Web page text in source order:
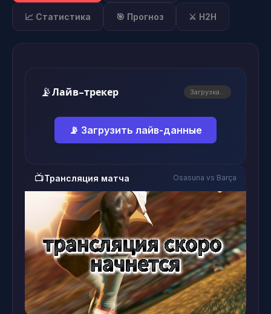
📈 Статистика 🎯 Прогноз ⚔️ H2H
📡Лайв-трекер Загрузка...
📡 Загрузить лайв-данные
📺Трансляция матча Osasuna vs Barça